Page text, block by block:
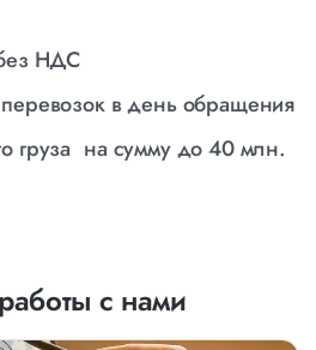
самосвалами, тонарами по
нашей компании.
НДС
в день обращения
груза на сумму до 40 млн.
с нами